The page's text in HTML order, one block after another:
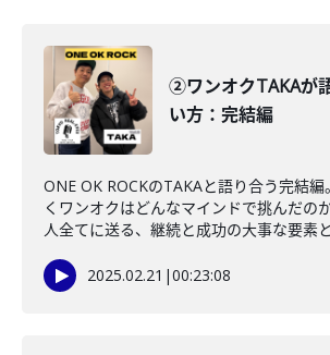
②ワンオクTAKAが
い方：完結編
ONE OK ROCKのTAKAと語り合う完結
くワンオクはどんなマインドで挑んだの
人全てに送る、継続と成功の大事な要素
2025.02.21 |00:23:08